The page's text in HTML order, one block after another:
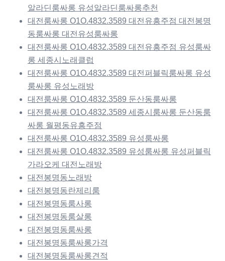
알라딘룸싸롱 유성알라딘룸싸롱추천
대전룸싸롱 O1O.4832.3589 대전유흥주점 대전봉명
동룸싸롱 대전유성룸싸롱
대전룸싸롱 O1O.4832.3589 대전유흥주점 유성룸싸
롱 세종시노래클럽
대전룸싸롱 O1O.4832.3589 대전퍼블릭룸싸롱 유성
룸싸롱 유성노래방
대전룸싸롱 O1O.4832.3589 둔산동룸싸롱
대전룸싸롱 O1O.4832.3589 세종시룸싸롱 둔산동룸
싸롱 월평동유흥주점
대전룸싸롱 O1O.4832.3589 유성룸싸롱
대전룸싸롱 O1O.4832.3589 유성룸싸롱 유성퍼블릭
가라오케 대전노래방
대전봉명동노래방
대전봉명동란제리룸
대전봉명동룸사롱
대전봉명동룸살롱
대전봉명동룸싸롱
대전봉명동룸싸롱가격
대전봉명동룸싸롱견적